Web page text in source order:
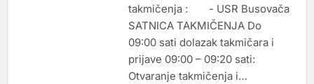
takmičenja : - USR Busovača
SATNICA TAKMIČENJA Do
09:00 sati dolazak takmičara i
prijave 09:00 – 09:20 sati:
Otvaranje takmičenja i…